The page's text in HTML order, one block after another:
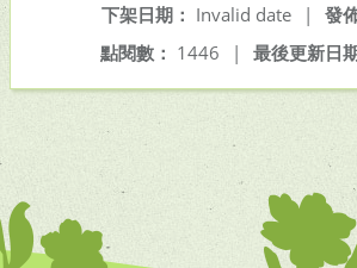
發
下架日期： Invalid date
|
最後更新日
點閱數： 1446 |